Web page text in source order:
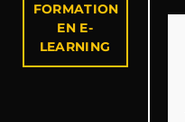
FORMATION
EN E-
LEARNING